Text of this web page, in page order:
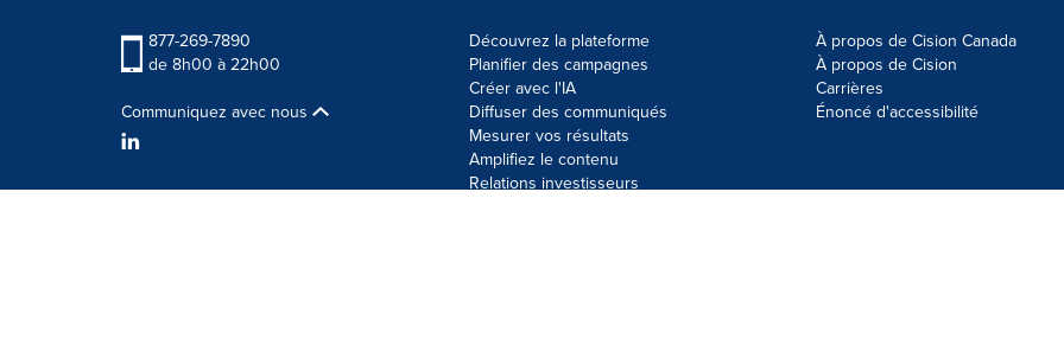
877-269-7890
de 8h00 à 22h00
Communiquez avec nous
Découvrez la plateforme
Planifier des campagnes
Créer avec l'IA
Diffuser des communiqués
Mesurer vos résultats
Amplifiez le contenu
Relations investisseurs
À propos de Cision Canada
À propos de Cision
Carrières
Énoncé d'accessibilité